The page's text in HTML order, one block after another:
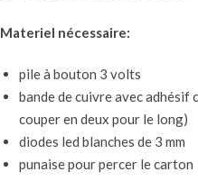
Materiel nécessaire:
pile à bouton 3 volts
bande de cuivre avec adhésif
couper en deux pour le long)
diodes led blanches de 3 mm
punaise pour percer le carton